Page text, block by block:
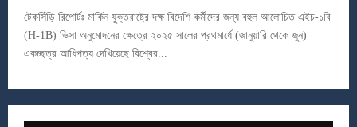
টেকসিঁড়ি রিপোর্টঃ মার্কিন যুক্তরাষ্ট্রে দক্ষ বিদেশি কর্মীদের জন্য বহুল আলোচিত এইচ-১বি
(H-1B) ভিসা অনুমোদনের ক্ষেত্রে ২০২৫ সালের প্রথমার্ধে (জানুয়ারি থেকে জুন)
একচ্ছত্র আধিপত্য দেখিয়েছে বিশ্বের...